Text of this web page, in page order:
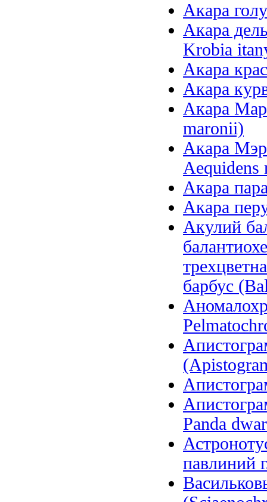
Акара
Акара
Krobia
Акара
Акара
Акара
maronii)
Акара
Aequidens
Акара
Акара
Акулий
барбус
Panda
павлиний